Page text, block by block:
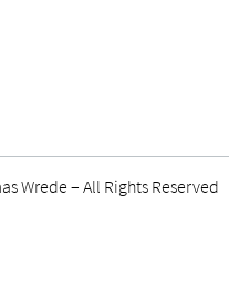
Wrede – All Rights Reserved